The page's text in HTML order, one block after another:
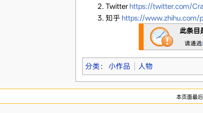
Twitterhttps://twitter.com/
知乎https://www.zhihu.com/
此条目
请通過
分类 ： 小作品 人物
本页面最